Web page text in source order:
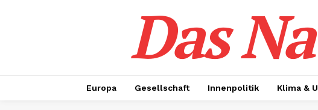
Das
Europa Gesellschaft Innenpolitik Klima &